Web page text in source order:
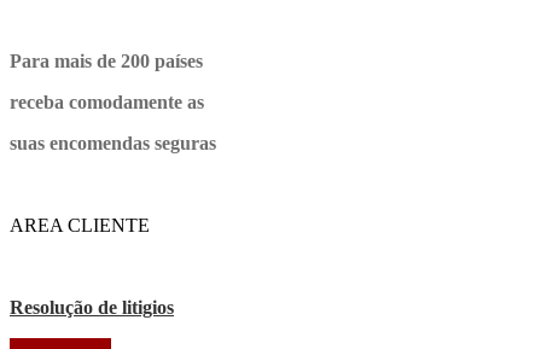
Para mais de 200 países
receba comodamente as
suas encomendas seguras
AREA CLIENTE
Resolução de litigios